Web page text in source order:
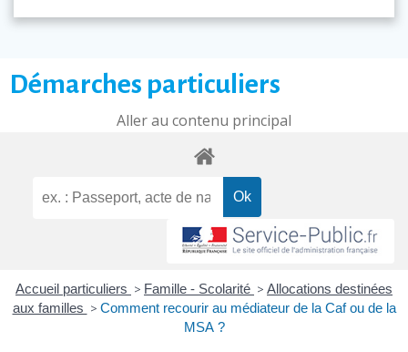
Démarches particuliers
Aller au contenu principal
Accueil particuliers > Famille - Scolarité > Allocations destinées
aux familles > Comment recourir au médiateur de la Caf ou de la
MSA ?